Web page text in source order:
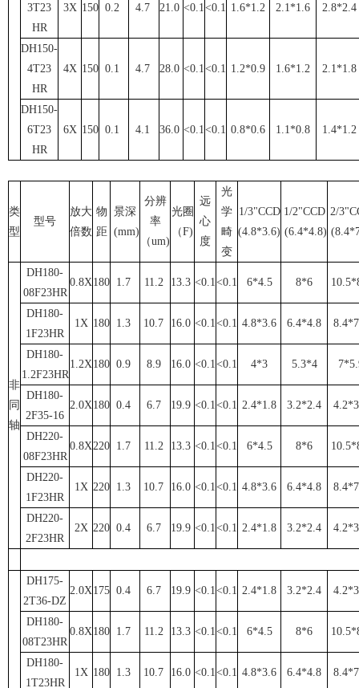
3T23
HR
3X 150 0.2 4.7 21.0 <0.1 <0.1 1.6*1.2 2.1*1.6 2.8*2.4
DH150-
4T23
HR
4X 150 0.1 4.7 28.0 <0.1 <0.1 1.2*0.9 1.6*1.2 2.1*1.8
DH150-
6T23
HR
6X 150 0.1 4.1 36.0 <0.1 <0.1 0.8*0.6 1.1*0.8 1.4*1.2
类
型
型号
放大
倍数
物
距
景深
(mm)
分辨
率
（um)
光圈
（F)
远
心
度
光
学
畸
变
1/3"CCD
(4.8*3.6)
1/2"CCD
(6.4*4.8)
2/
非
同
轴
DH180-
08F23HR
0.8X 180 1.7 11.2 13.3 <0.1 <0.1 6*4.5 8*6
DH180-
1F23HR
1X 180 1.3 10.7 16.0 <0.1 <0.1 4.8*3.6 6.4*4.8
DH180-
1.2F23HR
1.2X 180 0.9 8.9 16.0 <0.1 <0.1 4*3 5.3*4
DH180-
2F35-16
2.0X 180 0.4 6.7 19.9 <0.1 <0.1 2.4*1.8 3.2*2.4
DH220-
08F23HR
0.8X 220 1.7 11.2 13.3 <0.1 <0.1 6*4.5 8*6
DH220-
1F23HR
1X 220 1.3 10.7 16.0 <0.1 <0.1 4.8*3.6 6.4*4.8
DH220-
2F23HR
2X 220 0.4 6.7 19.9 <0.1 <0.1 2.4*1.8 3.2*2.4
DH175-
2T36-DZ
2.0X 175 0.4 6.7 19.9 <0.1 <0.1 2.4*1.8 3.2*2.4
DH180-
08T23HR
0.8X 180 1.7 11.2 13.3 <0.1 <0.1 6*4.5 8*6
DH180-
1T23HR
1X 180 1.3 10.7 16.0 <0.1 <0.1 4.8*3.6 6.4*4.8